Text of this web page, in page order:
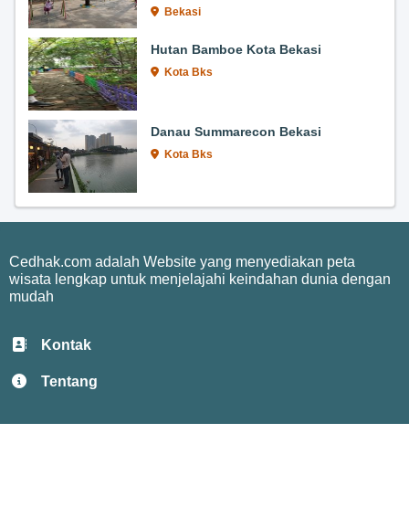
Bekasi
Hutan Bamboe Kota Bekasi
Kota Bks
Danau Summarecon Bekasi
Kota Bks
Cedhak.com adalah Website yang menyediakan peta
wisata lengkap untuk menjelajahi keindahan dunia dengan
mudah
Kontak
Tentang